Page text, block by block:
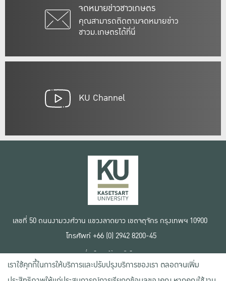
จดหมายข่าวชาวเกษตร
คุณสามารถติดตามจดหมายข่าว
ชาวม.เกษตรได้ที่นี่
KU Channel
เลขที่ 50 ถนนงามวงศ์วาน แขวงลาดยาว เขตจตุจักร กรุงเทพฯ 10900
โทรศัพท์ +66 (0) 2942 8200-45
เงื่อนไขการใช้งานเว็บไซต์
ข้อตกลงด้านสิทธิ์ใช้งาน
นโยบายความเป็นส่วนตัว
เราใช้คุกกี้ในการให้บริการและปรับปรุงบริการของเรา ตลอดจนเพิ่ม